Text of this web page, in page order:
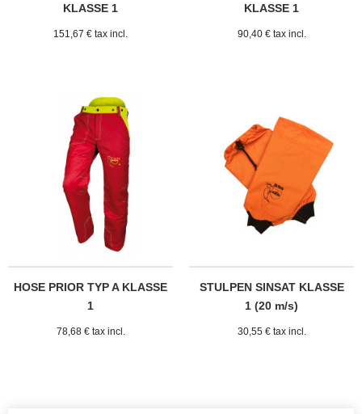
KLASSE 1
151,67 € tax incl.
KLASSE 1
90,40 € tax incl.
HOSE PRIOR TYP A KLASSE
1
78,68 € tax incl.
STULPEN SINSAT KLASSE
1 (20 m/s)
30,55 € tax incl.